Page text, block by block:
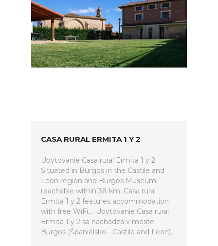
CASA RURAL ERMITA 1 Y 2
Ubytovanie Casa rural Ermita 1 y 2.
Situated in Burgos in the Castile and
Leon region and Burgos Museum
reachable within 38 km, Casa rural
Ermita 1 y 2 features accommodation
with free WiFi,... Ubytovanie Casa rural
Ermita 1 y 2 sa nachádza v meste
Burgos (Španielsko - Castile and Leon).